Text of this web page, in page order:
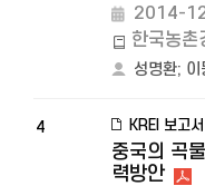
2014-
한국농촌
성명환; 이
4 KREI 보고서
중국의 곡
력방안